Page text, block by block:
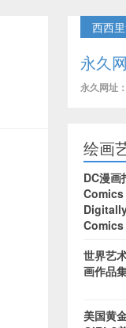
西西
永久
永久网址
绘画
DC漫画
Comics
世界艺
画作品
美国黄